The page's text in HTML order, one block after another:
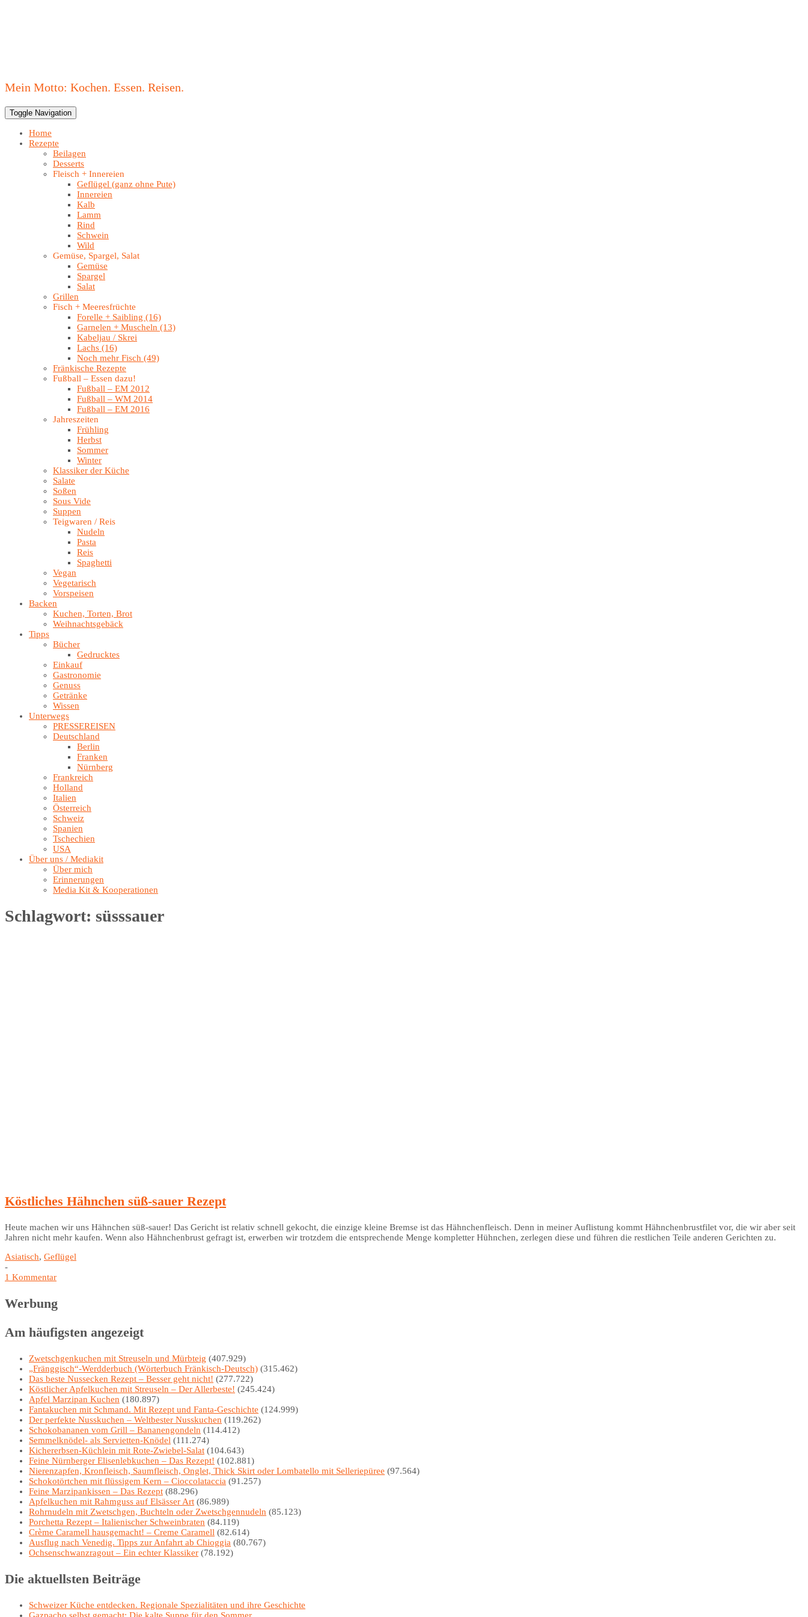
Mein Motto: Kochen. Essen. Reisen.
Toggle Navigation
Home
Rezepte
Beilagen
Desserts
Fleisch + Innereien
Geflügel (ganz ohne Pute)
Innereien
Kalb
Lamm
Rind
Schwein
Wild
Gemüse, Spargel, Salat
Gemüse
Spargel
Salat
Grillen
Fisch + Meeresfrüchte
Forelle + Saibling (16)
Garnelen + Muscheln (13)
Kabeljau / Skrei
Lachs (16)
Noch mehr Fisch (49)
Fränkische Rezepte
Fußball – Essen dazu!
Fußball – EM 2012
Fußball – WM 2014
Fußball – EM 2016
Jahreszeiten
Frühling
Herbst
Sommer
Winter
Klassiker der Küche
Salate
Soßen
Sous Vide
Suppen
Teigwaren / Reis
Nudeln
Pasta
Reis
Spaghetti
Vegan
Vegetarisch
Vorspeisen
Backen
Kuchen, Torten, Brot
Weihnachtsgebäck
Tipps
Bücher
Gedrucktes
Einkauf
Gastronomie
Genuss
Getränke
Wissen
Unterwegs
PRESSEREISEN
Deutschland
Berlin
Franken
Nürnberg
Frankreich
Holland
Italien
Österreich
Schweiz
Spanien
Tschechien
USA
Über uns / Mediakit
Über mich
Erinnerungen
Media Kit & Kooperationen
Schlagwort: süsssauer
Köstliches Hähnchen süß-sauer Rezept
Heute machen wir uns Hähnchen süß-sauer! Das Gericht ist relativ schnell gekocht, die einzige kleine Bremse ist das Hähnchenfleisch. Denn in meiner Auflistung kommt Hähnchenbrustfilet vor, die wir aber seit
Jahren nicht mehr kaufen. Wenn also Hähnchenbrust gefragt ist, erwerben wir trotzdem die entsprechende Menge kompletter Hühnchen, zerlegen diese und führen die restlichen Teile anderen Gerichten zu.
Asiatisch, Geflügel
-
1 Kommentar
Werbung
Am häufigsten angezeigt
Zwetschgenkuchen mit Streuseln und Mürbteig (407.929)
„Fränggisch“-Werdderbuch (Wörterbuch Fränkisch-Deutsch) (315.462)
Das beste Nussecken Rezept – Besser geht nicht! (277.722)
Köstlicher Apfelkuchen mit Streuseln – Der Allerbeste! (245.424)
Apfel Marzipan Kuchen (180.897)
Fantakuchen mit Schmand. Mit Rezept und Fanta-Geschichte (124.999)
Der perfekte Nusskuchen – Weltbester Nusskuchen (119.262)
Schokobananen vom Grill – Bananengondeln (114.412)
Semmelknödel- als Servietten-Knödel (111.274)
Kichererbsen-Küchlein mit Rote-Zwiebel-Salat (104.643)
Feine Nürnberger Elisenlebkuchen – Das Rezept! (102.881)
Nierenzapfen, Kronfleisch, Saumfleisch, Onglet, Thick Skirt oder Lombatello mit Selleriepüree (97.564)
Schokotörtchen mit flüssigem Kern – Cioccolataccia (91.257)
Feine Marzipankissen – Das Rezept (88.296)
Apfelkuchen mit Rahmguss auf Elsässer Art (86.989)
Rohrnudeln mit Zwetschgen, Buchteln oder Zwetschgennudeln (85.123)
Porchetta Rezept – Italienischer Schweinbraten (84.119)
Crème Caramell hausgemacht! – Creme Caramell (82.614)
Ausflug nach Venedig. Tipps zur Anfahrt ab Chioggia (80.767)
Ochsenschwanzragout – Ein echter Klassiker (78.192)
Die aktuellsten Beiträge
Schweizer Küche entdecken. Regionale Spezialitäten und ihre Geschichte
Gazpacho selbst gemacht: Die kalte Suppe für den Sommer